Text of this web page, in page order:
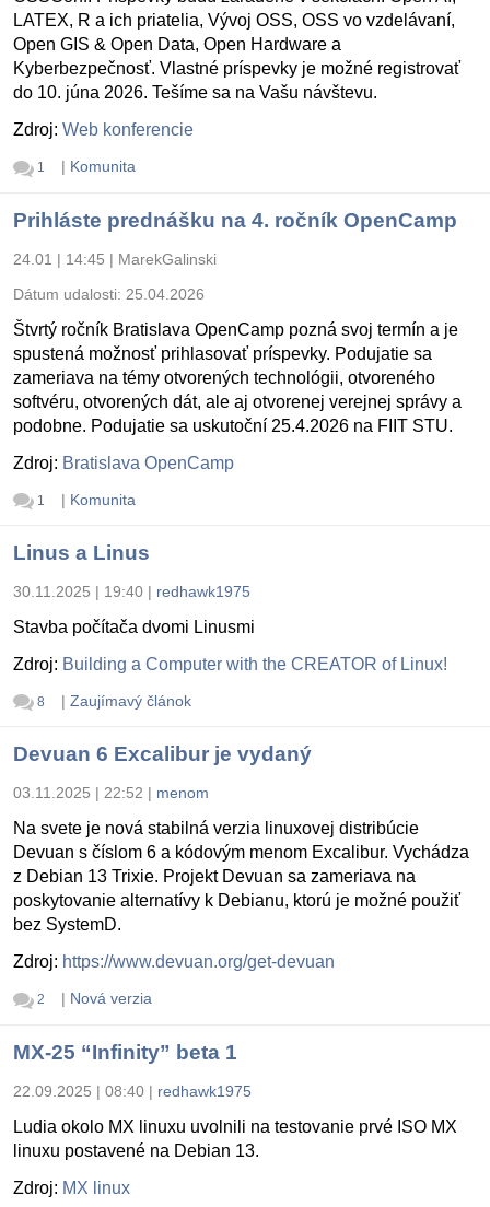
LATEX, R a ich priatelia, Vývoj OSS, OSS vo vzdelávaní,
Open GIS & Open Data, Open Hardware a
Kyberbezpečnosť. Vlastné príspevky je možné registrovať
do 10. júna 2026. Tešíme sa na Vašu návštevu.
Zdroj: Web konferencie
1 | Komunita
Prihláste prednášku na 4. ročník OpenCamp
24.01 | 14:45 | MarekGalinski
Dátum udalosti: 25.04.2026
Štvrtý ročník Bratislava OpenCamp pozná svoj termín a je
spustená možnosť prihlasovať príspevky. Podujatie sa
zameriava na témy otvorených technológii, otvoreného
softvéru, otvorených dát, ale aj otvorenej verejnej správy a
podobne. Podujatie sa uskutoční 25.4.2026 na FIIT STU.
Zdroj: Bratislava OpenCamp
1 | Komunita
Linus a Linus
30.11.2025 | 19:40 | redhawk1975
Stavba počítača dvomi Linusmi
Zdroj: Building a Computer with the CREATOR of Linux!
8 | Zaujímavý článok
Devuan 6 Excalibur je vydaný
03.11.2025 | 22:52 | menom
Na svete je nová stabilná verzia linuxovej distribúcie
Devuan s číslom 6 a kódovým menom Excalibur. Vychádza
z Debian 13 Trixie. Projekt Devuan sa zameriava na
poskytovanie alternatívy k Debianu, ktorú je možné použiť
bez SystemD.
Zdroj: https://www.devuan.org/get-devuan
2 | Nová verzia
MX-25 “Infinity” beta 1
22.09.2025 | 08:40 | redhawk1975
Ludia okolo MX linuxu uvolnili na testovanie prvé ISO MX
linuxu postavené na Debian 13.
Zdroj: MX linux